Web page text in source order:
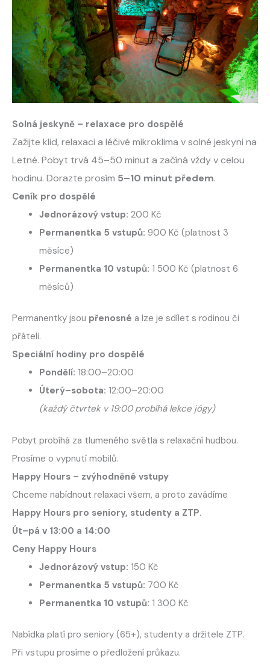
Solná jeskyně – relaxace pro dospělé
Zažijte klid, relaxaci a léčivé mikroklima v solné jeskyni na
Letné. Pobyt trvá 45–50 minut a začíná vždy v celou
hodinu. Dorazte prosím 5–10 minut předem.
Ceník pro dospělé
Jednorázový vstup: 200 Kč
Permanentka 5 vstupů: 900 Kč (platnost 3
měsíce)
Permanentka 10 vstupů: 1 500 Kč (platnost 6
měsíců)
Permanentky jsou přenosné a lze je sdílet s rodinou či
přáteli.
Speciální hodiny pro dospělé
Pondělí: 18:00–20:00
Úterý–sobota: 12:00–20:00
(každý čtvrtek v 19:00 probíhá lekce jógy)
Pobyt probíhá za tlumeného světla s relaxační hudbou.
Prosíme o vypnutí mobilů.
Happy Hours – zvýhodněné vstupy
Chceme nabídnout relaxaci všem, a proto zavádíme
Happy Hours pro seniory, studenty a ZTP.
Út–pá v 13:00 a 14:00
Ceny Happy Hours
Jednorázový vstup: 150 Kč
Permanentka 5 vstupů: 700 Kč
Permanentka 10 vstupů: 1 300 Kč
Nabídka platí pro seniory (65+), studenty a držitele ZTP.
Při vstupu prosíme o předložení průkazu.